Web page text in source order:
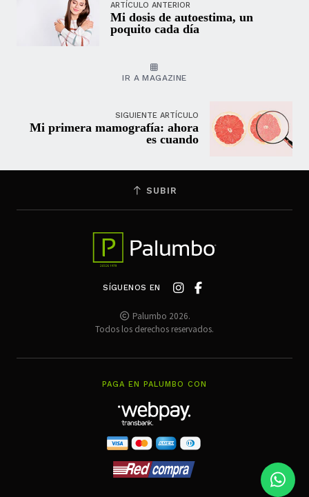
ARTÍCULO ANTERIOR
Mi dosis de autoestima, un
poquito cada día
IR A MAGAZINE
SIGUIENTE ARTÍCULO
Mi primera mamografía: ahora
es cuando
SUBIR
SÍGUENOS EN
Palumbo 2026.
Todos los derechos reservados.
PAGA EN PALUMBO CON